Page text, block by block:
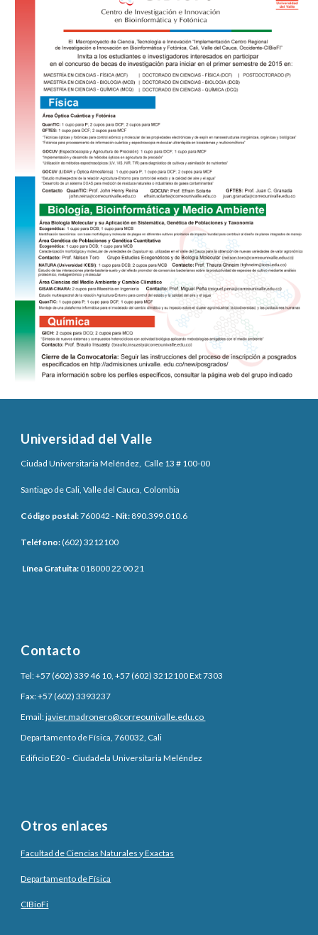
Universidad del Valle
Ciudad Universitaria Meléndez, Calle 13 # 100-00
Santiago de Cali, Valle del Cauca, Colombia
Código postal:760042 - Nit: 890.399.010.6
Teléfono:(602) 3212100
Línea Gratuita:018000 22 00 21
Contacto
Tel: +57 (602) 339 46 10, +57 (602) 3212100 Ext 7303
Fax: +57 (602) 3393237
Email:javier.madronero@correounivalle.edu.co
Departamento de Física, 760032, Cali
Edificio E20 - Ciudadela Universitaria Meléndez
Otros enlaces
Facultad de Ciencias Naturales y Exactas
Departamento de Física
CIBioFi